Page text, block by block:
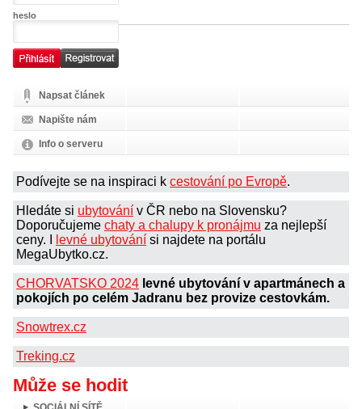
heslo
Napsat článek
Napište nám
Info o serveru
Podívejte se na inspiraci k cestování po Evropě.
Hledáte si ubytování v ČR nebo na Slovensku?
Doporučujeme chaty a chalupy k pronájmu za nejlepší
ceny. I
levné ubytování si najdete na portálu
MegaUbytko.cz.
CHORVATSKO 2024 levné ubytování v apartmánech a
pokojích po celém Jadranu bez provize cestovkám.
Snowtrex.cz
Treking.cz
Může se hodit